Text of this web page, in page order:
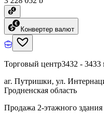
Конвертер валют
Торговый центр3432 - 3433
аг. Путришки, ул.
Гродненская область
Продажа 2-этажного